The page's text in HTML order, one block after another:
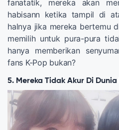
fanatatik, mereka akan
habisann ketika tampil di
halnya jika mereka bertemu
memilih untuk pura-pura
hanya memberikan
fans K-Pop bukan?
5. Mereka Tidak Akur Di Dunia